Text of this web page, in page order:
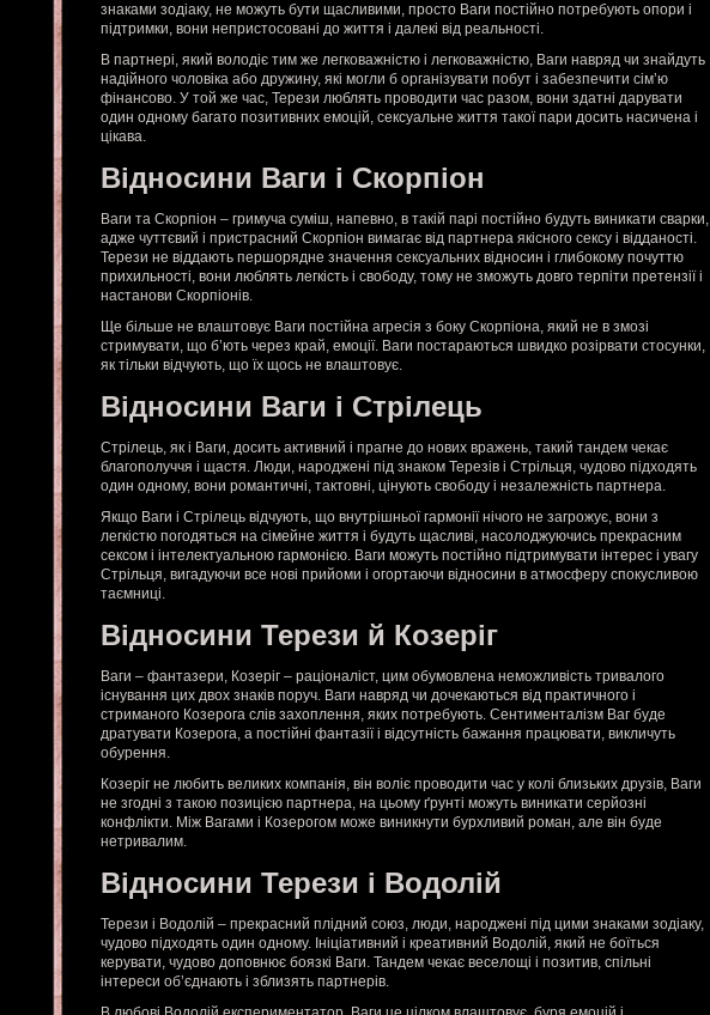
знаками зодіаку, не можуть бути щасливими, просто Ваги постійно потребують опори і
підтримки, вони непристосовані до життя і далекі від реальності.
В партнері, який володіє тим же легковажністю і легковажністю, Ваги навряд чи знайдуть
надійного чоловіка або дружину, які могли б організувати побут і забезпечити сім’ю
фінансово. У той же час, Терези люблять проводити час разом, вони здатні дарувати
один одному багато позитивних емоцій, сексуальне життя такої пари досить насичена і
цікава.
Відносини Ваги і Скорпіон
Ваги та Скорпіон – гримуча суміш, напевно, в такій парі постійно будуть виникати сварки,
адже чуттєвий і пристрасний Скорпіон вимагає від партнера якісного сексу і відданості.
Терези не віддають першорядне значення сексуальних відносин і глибокому почуттю
прихильності, вони люблять легкість і свободу, тому не зможуть довго терпіти претензії і
настанови Скорпіонів.
Ще більше не влаштовує Ваги постійна агресія з боку Скорпіона, який не в змозі
стримувати, що б’ють через край, емоції. Ваги постараються швидко розірвати стосунки,
як тільки відчують, що їх щось не влаштовує.
Відносини Ваги і Стрілець
Стрілець, як і Ваги, досить активний і прагне до нових вражень, такий тандем чекає
благополуччя і щастя. Люди, народжені під знаком Терезів і Стрільця, чудово підходять
один одному, вони романтичні, тактовні, цінують свободу і незалежність партнера.
Якщо Ваги і Стрілець відчують, що внутрішньої гармонії нічого не загрожує, вони з
легкістю погодяться на сімейне життя і будуть щасливі, насолоджуючись прекрасним
сексом і інтелектуальною гармонією. Ваги можуть постійно підтримувати інтерес і увагу
Стрільця, вигадуючи все нові прийоми і огортаючи відносини в атмосферу спокусливою
таємниці.
Відносини Терези й Козеріг
Ваги – фантазери, Козеріг – раціоналіст, цим обумовлена неможливість тривалого
існування цих двох знаків поруч. Ваги навряд чи дочекаються від практичного і
стриманого Козерога слів захоплення, яких потребують. Сентименталізм Ваг буде
дратувати Козерога, а постійні фантазії і відсутність бажання працювати, викличуть
обурення.
Козеріг не любить великих компанія, він воліє проводити час у колі близьких друзів, Ваги
не згодні з такою позицією партнера, на цьому ґрунті можуть виникати серйозні
конфлікти. Між Вагами і Козерогом може виникнути бурхливий роман, але він буде
нетривалим.
Відносини Терези і Водолій
Терези і Водолій – прекрасний плідний союз, люди, народжені під цими знаками зодіаку,
чудово підходять один одному. Ініціативний і креативний Водолій, який не боїться
керувати, чудово доповнює боязкі Ваги. Тандем чекає веселощі і позитив, спільні
інтереси об’єднають і зблизять партнерів.